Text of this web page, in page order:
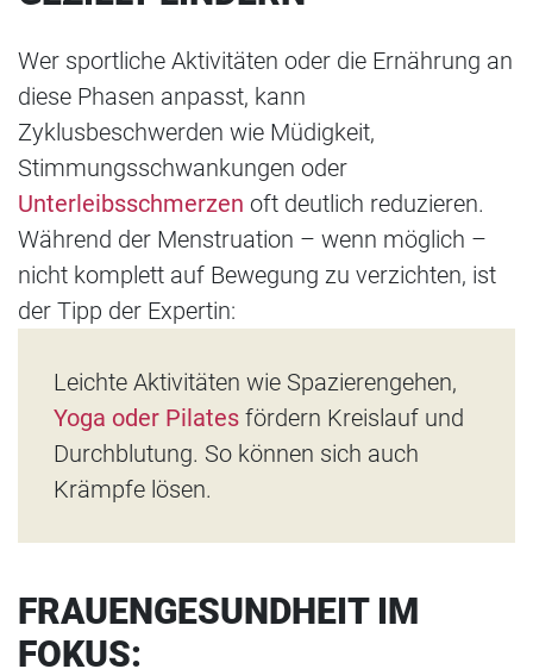
Wer sportliche Aktivitäten oder die Ernährung an
diese Phasen anpasst, kann
Zyklusbeschwerden wie Müdigkeit,
Stimmungsschwankungen oder
Unterleibsschmerzen oft deutlich reduzieren.
Während der Menstruation – wenn möglich –
nicht komplett auf Bewegung zu verzichten, ist
der Tipp der Expertin:
Leichte Aktivitäten wie Spazierengehen,
Yoga oder Pilates fördern Kreislauf und
Durchblutung. So können sich auch
Krämpfe lösen.
FRAUENGESUNDHEIT IM
FOKUS: